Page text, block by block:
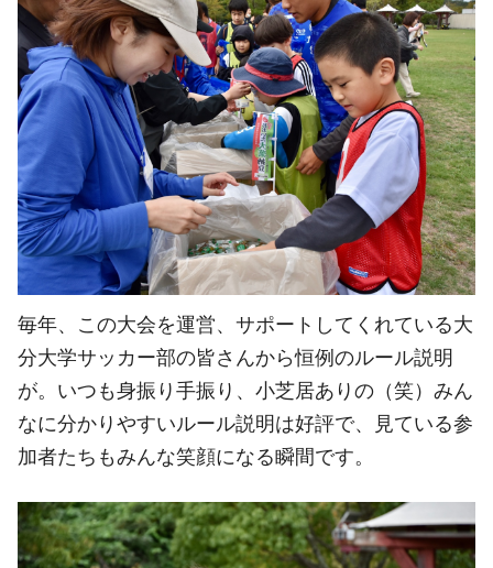
毎年、この大会を運営、サポートしてくれている大
分大学サッカー部の皆さんから恒例のルール説明
が。いつも身振り手振り、小芝居ありの（笑）みん
なに分かりやすいルール説明は好評で、見ている参
加者たちもみんな笑顔になる瞬間です。